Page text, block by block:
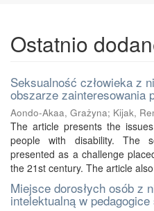
Ostatnio
Seksualność człowieka z
obszarze zainteresowania
Aondo-Akaa, Grażyna; Kijak,
The article presents the
people with disability. The
presented as a challenge
the 21st century. The article
Miejsce dorosłych osób z
intelektualną w